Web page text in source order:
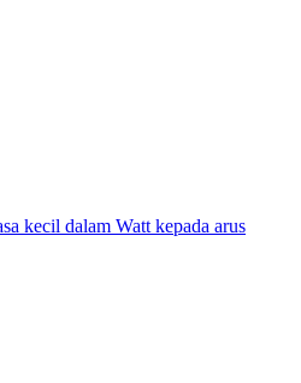
kecil dalam Watt kepada arus